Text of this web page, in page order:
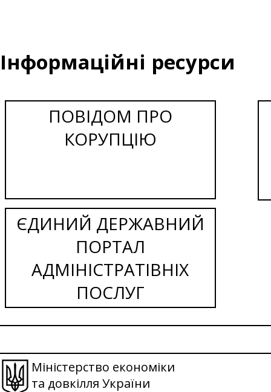
Інформаційні ресурси
ПОВІДОМ ПРО
КОРУПЦІЮ
ЄДИНИЙ ДЕРЖАВНИЙ
ПОРТАЛ
АДМІНІСТРАТІВНІХ
ПОСЛУГ
Міністерство економіки
та довкілля України